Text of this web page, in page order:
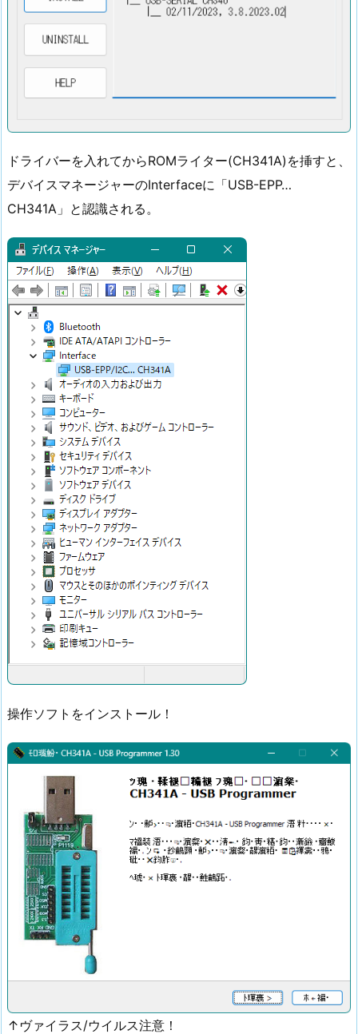
ドライバーを入れてからROMライター(CH341A)を挿すと、
デバイスマネージャーのInterfaceに「USB-EPP…
CH341A」と認識される。
操作ソフトをインストール！
↑ヴァイラス/ウイルス注意！